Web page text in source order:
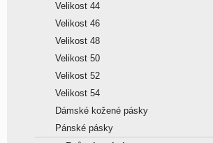
Velikost 44
Velikost 46
Velikost 48
Velikost 50
Velikost 52
Velikost 54
Dámské kožené pásky
Pánské pásky